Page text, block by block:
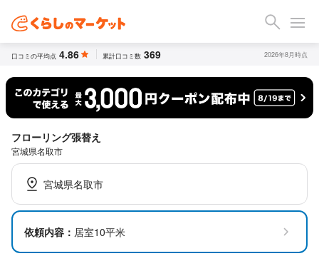
口コミの平均点 4.86 累計口コミ数 369 2026年8月時点
フローリング張替え
宮城県名取市
宮城県名取市
依頼内容： 居室10平米